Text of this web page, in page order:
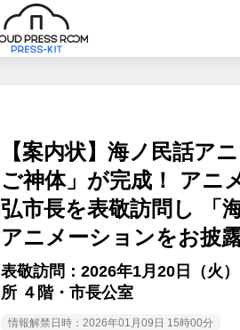
【案内状】海ノ民話ア
ご神体」が完成！ アニ
弘市長を表敬訪問し 「
アニメーションをお披
表敬訪問：2026年1月20日（火
所 ４階・市長公室
情報解禁日時：2026年01月09日 15時00分